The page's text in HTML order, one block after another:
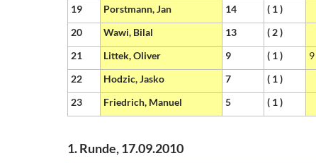
19
Porstmann, Jan 14 ( 1 )
20
Wawi, Bilal 13 ( 2 )
21
Littek, Oliver 9 ( 1 )
9
22
Hodzic, Jasko 7 ( 1 )
23
Friedrich, Manuel 5 ( 1 )
1. Runde, 17.09.2010